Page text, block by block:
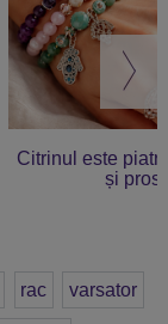
Citrinul este
și
rac varsator